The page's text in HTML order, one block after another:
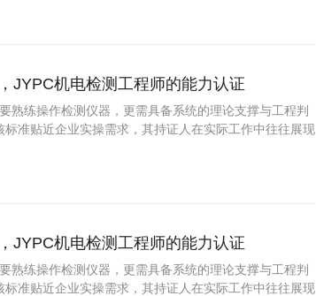
JYPC机电检测工程师的能力认证
熟练操作检测仪器，更需具备系统的理论支撑与工程判
标准贴近企业实操需求，其持证人在实际工作中往往展现
JYPC机电检测工程师的能力认证
熟练操作检测仪器，更需具备系统的理论支撑与工程判
标准贴近企业实操需求，其持证人在实际工作中往往展现